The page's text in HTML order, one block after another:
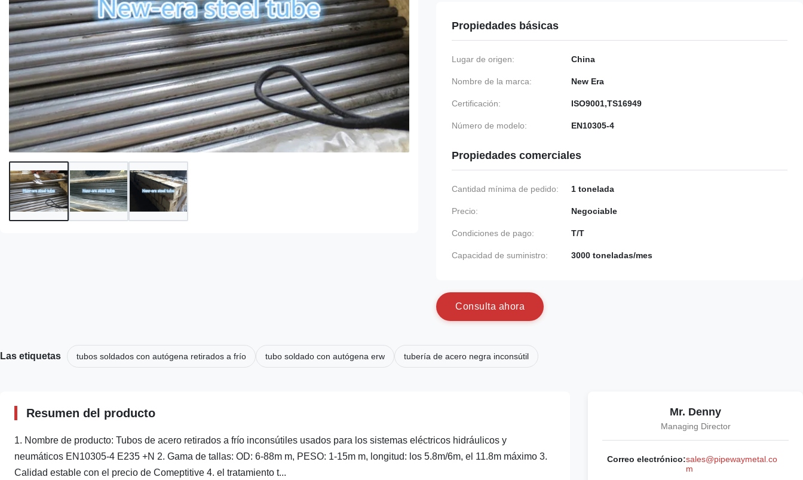
Propiedades básicas
Lugar de origen: China
Nombre de la marca: New Era
Certificación: ISO9001,TS16949
Número de modelo: EN10305-4
Propiedades comerciales
Cantidad mínima de pedido: 1 tonelada
Precio: Negociable
Condiciones de pago: T/T
Capacidad de suministro: 3000 toneladas/mes
Consu ta ahora
Las etiquetas tubos soldados con autógena retirados a frío tubo soldado con autógena erw tubería de acero negra inconsútil
Resumen del producto
1. Nombre de producto: Tubos de acero retirados a frío inconsútiles usados para los sistemas eléctricos hidráulicos y
neumáticos EN10305-4 E235 +N 2. Gama de tallas: OD: 6-88m m, PESO: 1-15m m, longitud: los 5.8m/6m, el 11.8m máximo 3.
Calidad estable con el precio de Comeptitive 4. el tratamiento t...
Mr. Denny
Managing Director
Correo electrónico:sales@pipewaymetal.co
m